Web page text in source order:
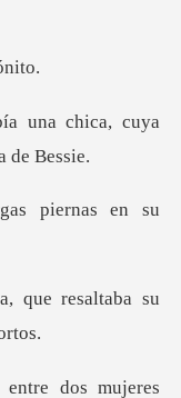
a una chica, cuya
piernas en
que resaltaba su
entre d